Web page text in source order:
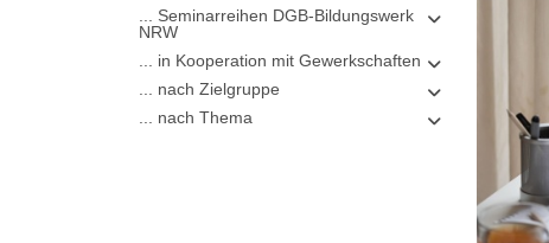
... Seminarreihen DGB-Bildungswerk
NRW
... in Kooperation mit Gewerkschaften
... nach Zielgruppe
... nach Thema